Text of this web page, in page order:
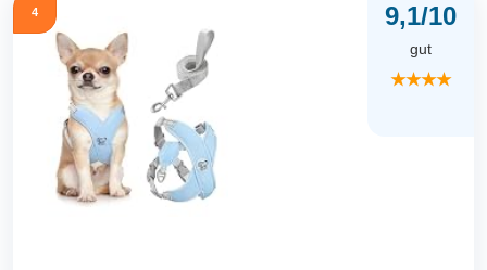
4 9,1/10
gut
★★★★